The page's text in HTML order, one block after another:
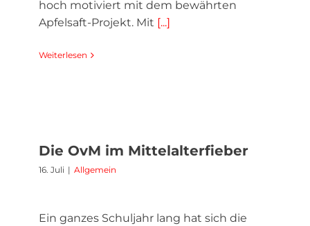
hoch motiviert mit dem bewährten
Apfelsaft-Projekt. Mit [...]
Weiterlesen
Die OvM im Mittelalterfieber
16. Juli | Allgemein
Ein ganzes Schuljahr lang hat sich die